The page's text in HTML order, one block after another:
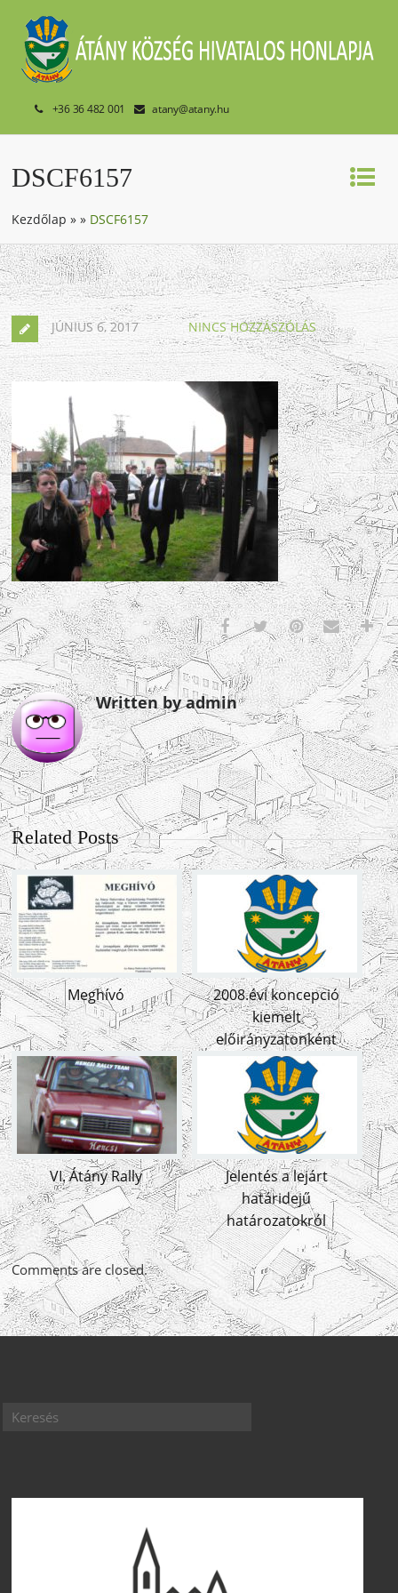
+36 36 482 001 atany@atany.hu
DSCF6157
Kezdőlap »» DSCF6157
JÚNIUS 6, 2017 NINCS HOZZÁSZÓLÁS
Written by admin
Related Posts
Meghívó
2008.évi koncepció
kiemelt
előirányzatonként
VI. Átány Rally
Jelentés a lejárt
határidejű
határozatokról
Comments are closed.